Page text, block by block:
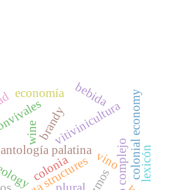
antología palatina vino
wine brandy colonial economy
colonia
economía
vitivinicultura
lexicón
bebida